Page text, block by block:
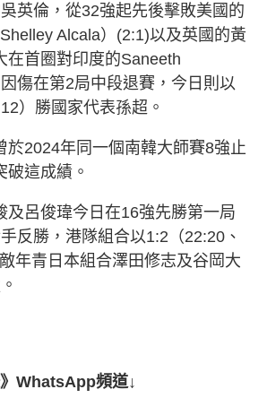
英倫，從32強起先後擊敗美國的
Alcala）(2:1)以及英國的黃
在首圈對印度的Saneeth
傷在第2局中段退賽，今日則以
）勝國家代表孫超。
於2024年同一個南韓大師賽8強止
破這成績。
及呂俊瑋今日在16強先勝第一局
反勝，港隊組合以1:2（22:20、
年青日本組合澤田修志及谷岡大
WhatsApp頻道↓